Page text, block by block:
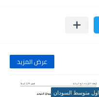
عرض المزيد
اول متوسط السودان